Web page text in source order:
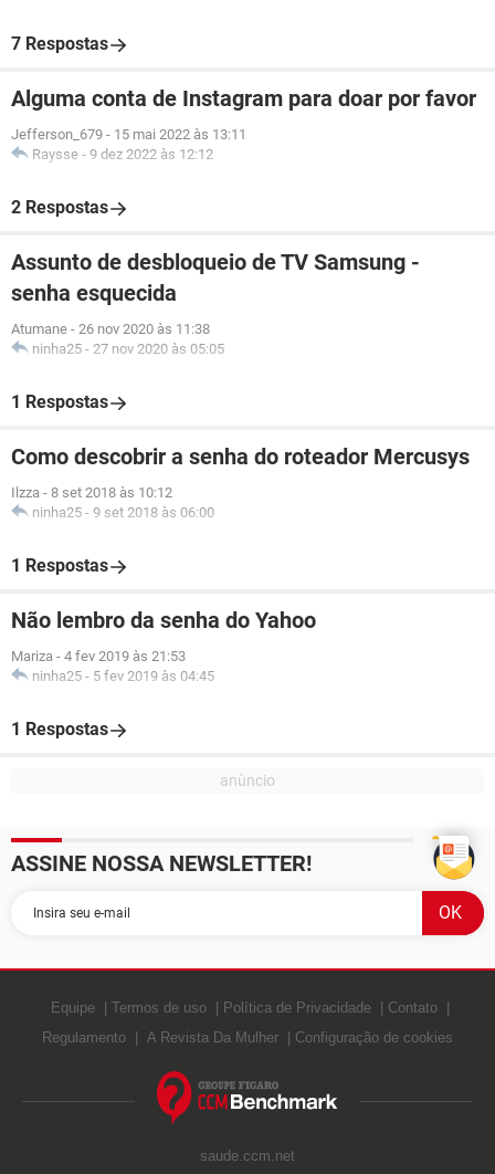
7 Respostas
Alguma conta de Instagram para doar por favor
Jefferson_679 - 15 mai 2022 às 13:11
Raysse - 9 dez 2022 às 12:12
2 Respostas
Assunto de desbloqueio de TV Samsung -
senha esquecida
Atumane - 26 nov 2020 às 11:38
ninha25 - 27 nov 2020 às 05:05
1 Respostas
Como descobrir a senha do roteador Mercusys
Ilzza - 8 set 2018 às 10:12
ninha25 - 9 set 2018 às 06:00
1 Respostas
Não lembro da senha do Yahoo
Mariza - 4 fev 2019 às 21:53
ninha25 - 5 fev 2019 às 04:45
1 Respostas
ASSINE NOSSA NEWSLETTER!
Equipe Termos de uso Política de Privacidade
Contato
Regulamento
A Revista Da Mulher Configuração de cookies
saude.ccm.net